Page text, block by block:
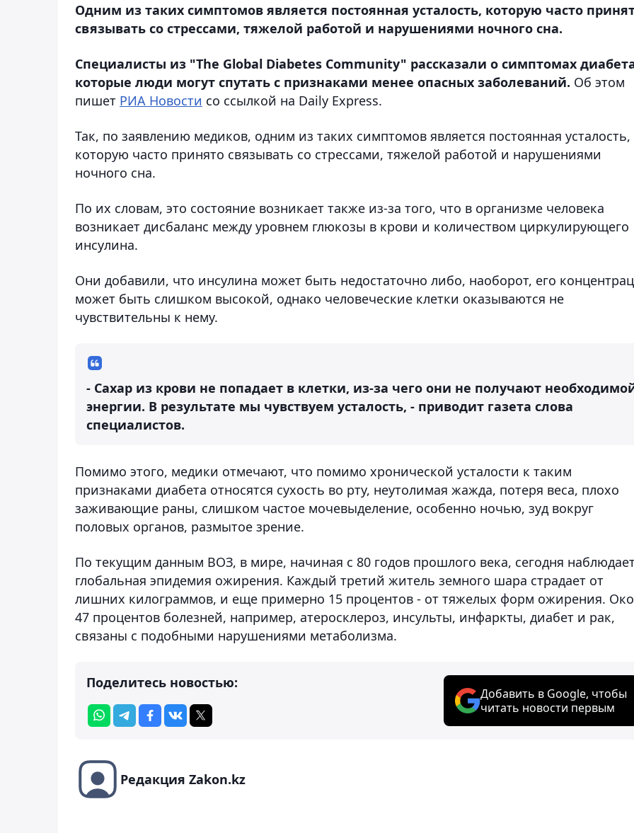
Одним из таких симптомов является постоянная усталость, которую часто
связывать со стрессами, тяжелой работой и нарушениями ночного сна.
Специалисты из "The Global Diabetes Community" рассказали о симптомах
которые люди могут спутать с признаками менее опасных заболеваний. Об этом
пишет РИА Новости со ссылкой на Daily Express.
Так, по заявлению медиков, одним из таких симптомов является постоянная усталость,
которую часто принято связывать со стрессами, тяжелой работой и нарушениями
ночного сна.
По их словам, это состояние возникает также из-за того, что в организме человека
возникает дисбаланс между уровнем глюкозы в крови и количеством циркулирующего
инсулина.
Они добавили, что инсулина может быть недостаточно либо, наоборот, его
может быть слишком высокой, однако человеческие клетки оказываются не
чувствительны к нему.
- Сахар из крови не попадает в клетки, из-за чего они не получают
энергии. В результате мы чувствуем усталость, - приводит газета слова
специалистов.
Помимо этого, медики отмечают, что помимо хронической усталости к таким
признаками диабета относятся сухость во рту, неутолимая жажда, потеря веса, плохо
заживающие раны, слишком частое мочевыделение, особенно ночью, зуд вокруг
половых органов, размытое зрение.
По текущим данным ВОЗ, в мире, начиная с 80 годов прошлого века, сегодня
глобальная эпидемия ожирения. Каждый третий житель земного шара страдает от
лишних килограммов, и еще примерно 15 процентов - от тяжелых форм ожирения.
47 процентов болезней, например, атеросклероз, инсульты, инфаркты, диабет и рак,
связаны с подобными нарушениями метаболизма.
Поделитесь новостью:
Добавить в Google, чтобы
читать новости первым
Редакция Zakon.kz